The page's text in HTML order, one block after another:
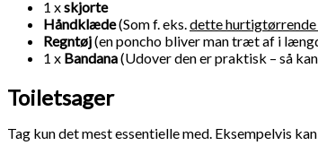
1 xskjorte
Håndklæde(Som f. eks.dette
Regntøj(en poncho bliver man træt af i
1 x Bandana(Udover den er praktisk – så
Toiletsager
Tag kun det mest essentielle med. Eksempelvis